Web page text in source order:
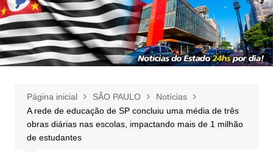
Página inicial SÃO PAULO
Notícias
A rede de educação de SP concluiu uma média de três
obras diárias nas escolas, impactando mais de 1 milhão
de estudantes